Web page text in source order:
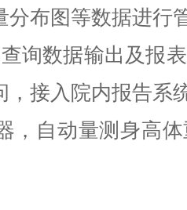
分布图等数据进行
询数据输出及报
，接入院内报告系
，自动量测身高